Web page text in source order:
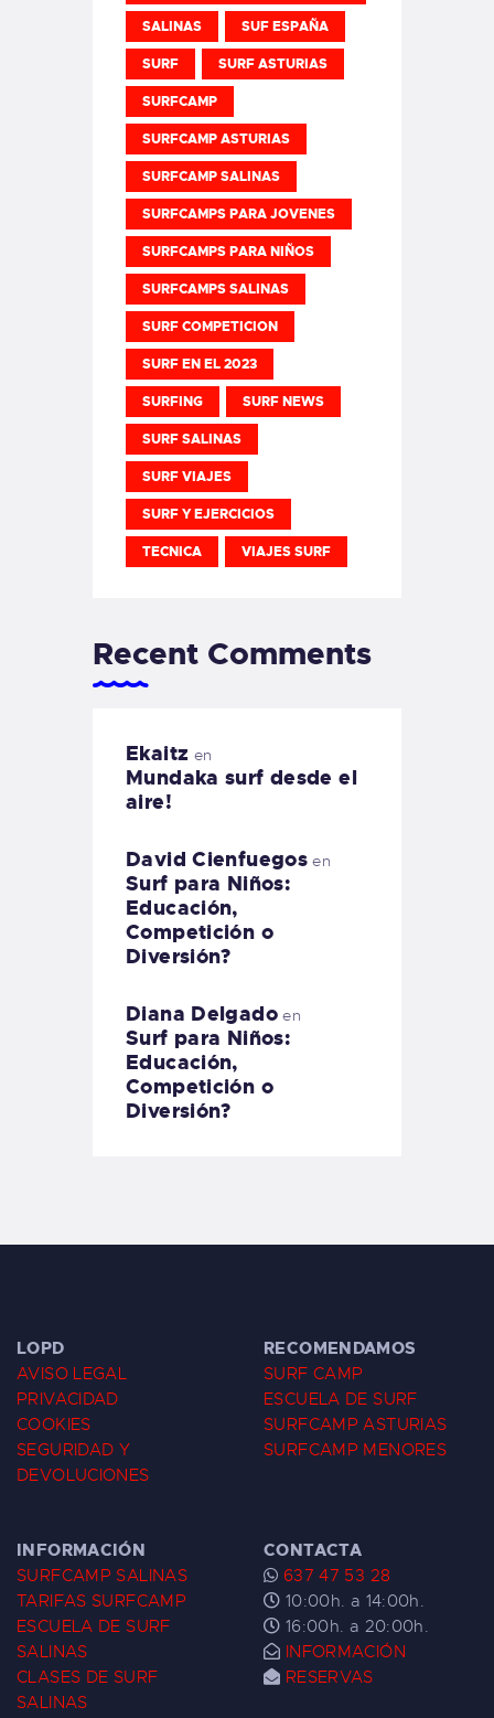
SALINAS SUF ESPAÑA
SURF SURF ASTURIAS
SURFCAMP
SURFCAMP ASTURIAS
SURFCAMP SALINAS
SURFCAMPS PARA JOVENES
SURFCAMPS PARA NIÑOS
SURFCAMPS SALINAS
SURF COMPETICION
SURF EN EL 2023
SURFING SURF NEWS
SURF SALINAS
SURF VIAJES
SURF Y EJERCICIOS
TECNICA VIAJES SURF
Recent Comments
Ekaitz en
Mundaka surf desde el
aire!
David Cienfuegos en
Surf para Niños:
Educación,
Competición o
Diversión?
Diana Delgadoen
Surf para Niños:
Educación,
Competición o
Diversión?
LOPD
AVISO LEGAL
PRIVACIDAD
COOKIES
SEGURIDAD Y
DEVOLUCIONES
RECOMENDAMOS
SURF CAMP
ESCUELA DE SURF
SURFCAMP ASTURIAS
SURFCAMP MENORES
INFORMACIÓN
SURFCAMP SALINAS
TARIFAS SURFCAMP
ESCUELA DE SURF
SALINAS
CLASES DE SURF
SALINAS
CONTACTA
637 47 53 28
10:00h. a 14:00h.
16:00h. a 20:00h.
INFORMACIÓN
RESERVAS